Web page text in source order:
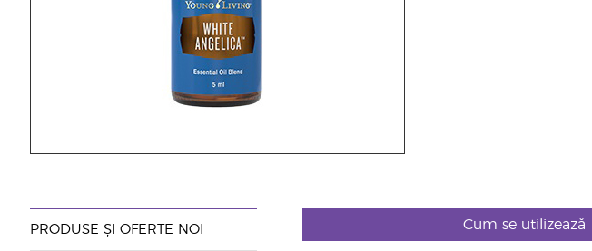
PRODUSE ȘI OFERTE NOI Cum se utilizează